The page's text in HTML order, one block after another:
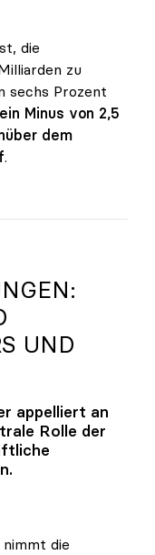
die
zu
sechs Prozent
ein Minus von 2,5
dem
.
Universitäten
UND
appelliert an
Rolle der
die